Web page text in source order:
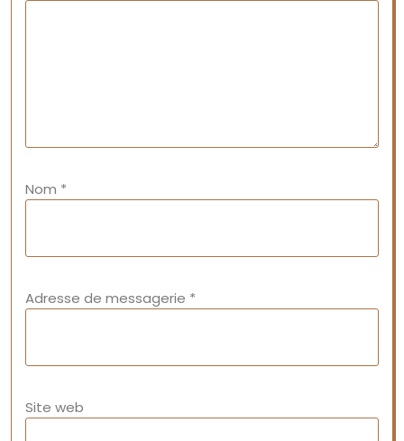
Nom *
Adresse de messagerie *
Site web